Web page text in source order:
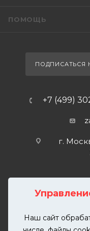
Наш сайт
ПОМОЩЬ
ПОДПИСАТЬСЯ
+7 (499)
г.
2026 ©